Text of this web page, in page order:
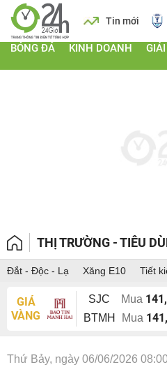
Lịch Tin mới
BÓNG ĐÁ KINH DOANH
THỊ TRƯỜNG - TIÊU
Đắt - Độc - Lạ Xăng E10 Tiết
GIÁ
VÀNG
SJC Mua
BTMH Mua
Thứ Bảy, ngày 06/06/2026